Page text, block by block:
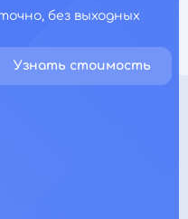
без выходных
Узнать стоимость